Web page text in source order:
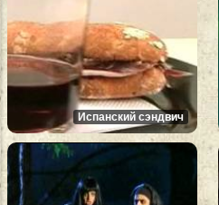
Испанский сэндвич